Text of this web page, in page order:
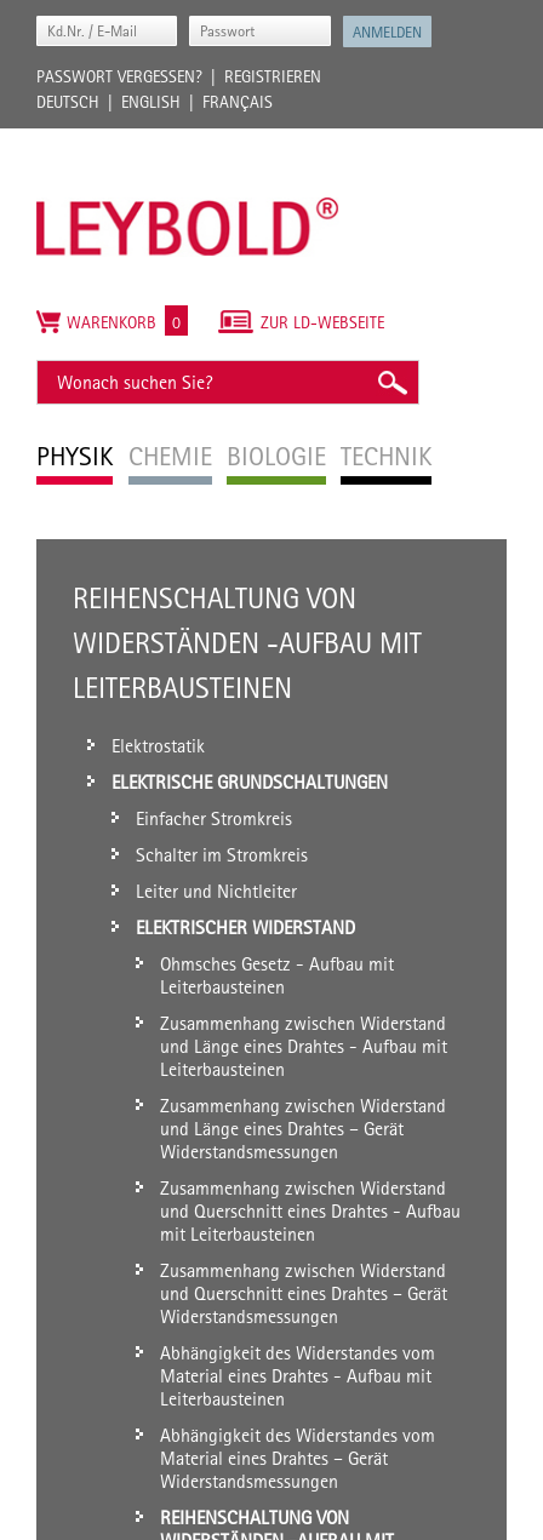
PASSWORT VERGESSEN?
REGISTRIEREN
DEUTSCH
ENGLISH FRANÇAIS
PHYSIK CHEMIE BIOLOGIE TECHNIK
ZUR LD-WEBSEITE
WARENKORB 0
REIHENSCHALTUNG VON
WIDERSTÄNDEN -AUFBAU MIT
LEITERBAUSTEINEN
Elektrostatik
ELEKTRISCHE GRUNDSCHALTUNGEN
Einfacher Stromkreis
Schalter im Stromkreis
Leiter und Nichtleiter
ELEKTRISCHER WIDERSTAND
Ohmsches Gesetz - Aufbau mit
Leiterbausteinen
Zusammenhang zwischen Widerstand
und Länge eines Drahtes - Aufbau mit
Leiterbausteinen
Zusammenhang zwischen Widerstand
und Länge eines Drahtes – Gerät
Widerstandsmessungen
Zusammenhang zwischen Widerstand
und Querschnitt eines Drahtes - Aufbau
mit Leiterbausteinen
Zusammenhang zwischen Widerstand
und Querschnitt eines Drahtes – Gerät
Widerstandsmessungen
Abhängigkeit des Widerstandes vom
Material eines Drahtes - Aufbau mit
Leiterbausteinen
Abhängigkeit des Widerstandes vom
Material eines Drahtes – Gerät
Widerstandsmessungen
REIHENSCHALTUNG VON